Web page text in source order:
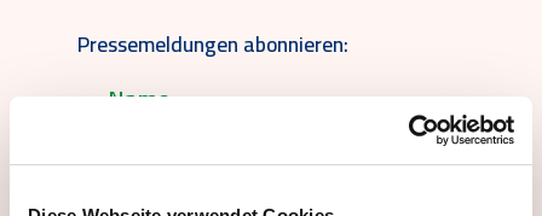
Pressemeldungen abonnieren: